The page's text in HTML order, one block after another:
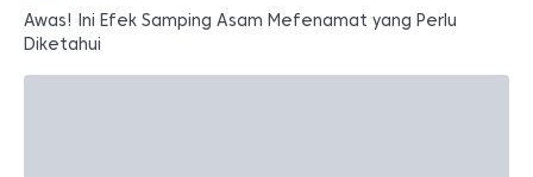
Awas! Ini Efek Samping Asam Mefenamat yang Perlu
Diketahui